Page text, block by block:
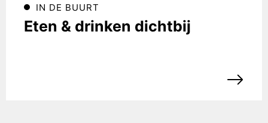
IN DE BUURT
Eten & drinken dichtbij